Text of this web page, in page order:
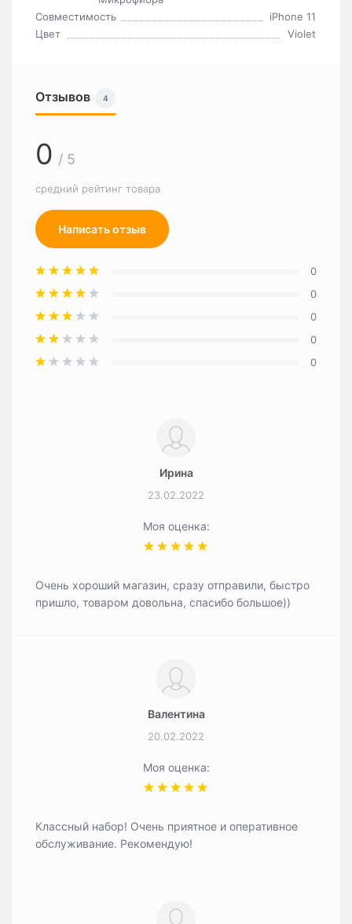
Совместимость
iPhone 11
Цвет
Violet
Отзывов 4
0 / 5
средний рейтинг товара
Написать отзыв
0
0
0
0
0
Ирина
23.02.2022
Моя оценка:
Очень хороший магазин, сразу отправили, быстро
пришло, товаром довольна, спасибо большое))
Валентина
20.02.2022
Моя оценка:
Классный набор! Очень приятное и оперативное
обслуживание. Рекомендую!